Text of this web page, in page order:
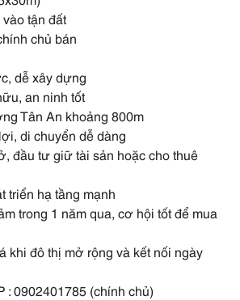
tận đất
chủ bán
dễ xây dựng
an ninh tốt
Tân An khoảng 800m
di chuyển dễ dàng
đầu tư giữ tài sản hoặc cho thuê
triển hạ tầng mạnh
trong 1 năm qua, cơ hội tốt để mua
khi đô thị mở rộng và kết nối ngày
: 0902401785 (chính chủ)